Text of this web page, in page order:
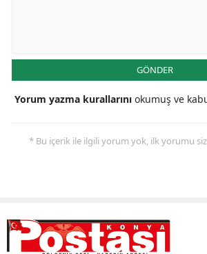
GÖNDER
Yorum yazma kurallarını okumuş ve
* Bu içerik ile ilgili yorum yok, ilk yorumu siz